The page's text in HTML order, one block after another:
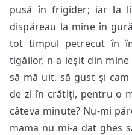
pusă în frigider; iar la
dispăreau la mine în
tot timpul petrecut în
tigăilor, n-a ieşit din
să mă uit, să gust şi
de zi în crătiţi, pentru o
câteva minute? Nu-mi
mama nu mi-a dat ghes